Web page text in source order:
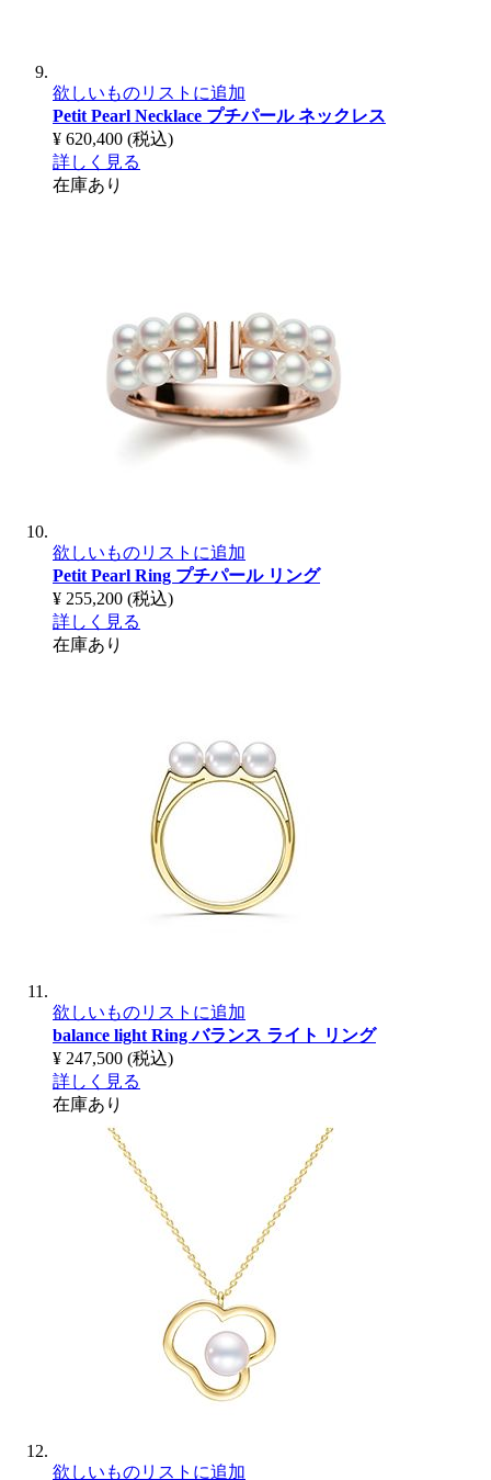
欲しいものリストに追加
Petit Pearl Necklace プチパール ネックレス
¥ 620,400 (税込)
詳しく見る
在庫あり
欲しいものリストに追加
Petit Pearl Ring プチパール リング
¥ 255,200 (税込)
詳しく見る
在庫あり
欲しいものリストに追加
balance light Ringバランス ライト リング
¥ 247,500 (税込)
詳しく見る
在庫あり
欲しいものリストに追加